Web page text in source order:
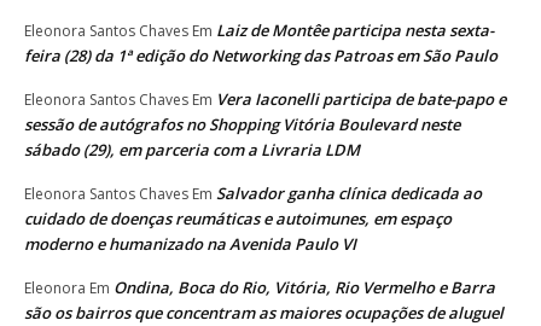
Eleonora Santos Chaves Em Laiz de Montêe participa nesta sexta-
feira (28) da 1ª edição do Networking das Patroas em São Paulo
Eleonora Santos Chaves Em Vera Iaconelli participa de bate-papo e
sessão de autógrafos no Shopping Vitória Boulevard neste
sábado (29), em parceria com a Livraria LDM
Eleonora Santos Chaves Em Salvador ganha clínica dedicada ao
cuidado de doenças reumáticas e autoimunes, em espaço
moderno e humanizado na Avenida Paulo VI
Eleonora Em Ondina, Boca do Rio, Vitória, Rio Vermelho e Barra
são os bairros que concentram as maiores ocupações de aluguel